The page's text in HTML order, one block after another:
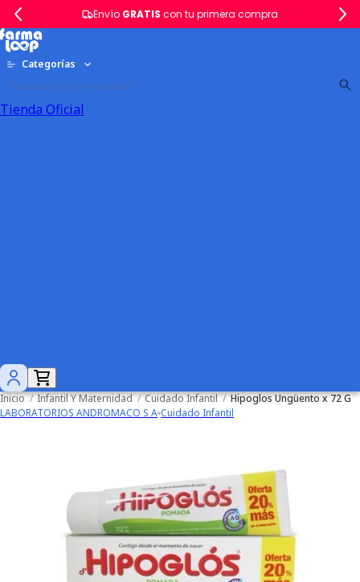
Envío GRATIS con tu primera compra
Categorías
Tienda Oficial
Inicio / Infantil Y Maternidad / Cuidado Infantil / Hipoglos Ungüento x 72 G
LABORATORIOS ANDROMACO S A Cuidado Infantil